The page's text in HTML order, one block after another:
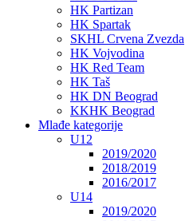
HK Partizan
HK Spartak
SKHL Crvena Zvezda
HK Vojvodina
HK Red Team
HK Taš
HK DN Beograd
KKHK Beograd
Mlađe kategorije
U12
2019/2020
2018/2019
2016/2017
U14
2019/2020